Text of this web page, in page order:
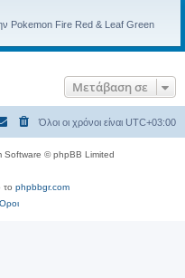
η
Pokemon Fire Red & Leaf Green
Μετάβαση σε
Όλοι οι χρόνοι είναι UTC+03:00
Software © phpBB Limited
το phpbbgr.com